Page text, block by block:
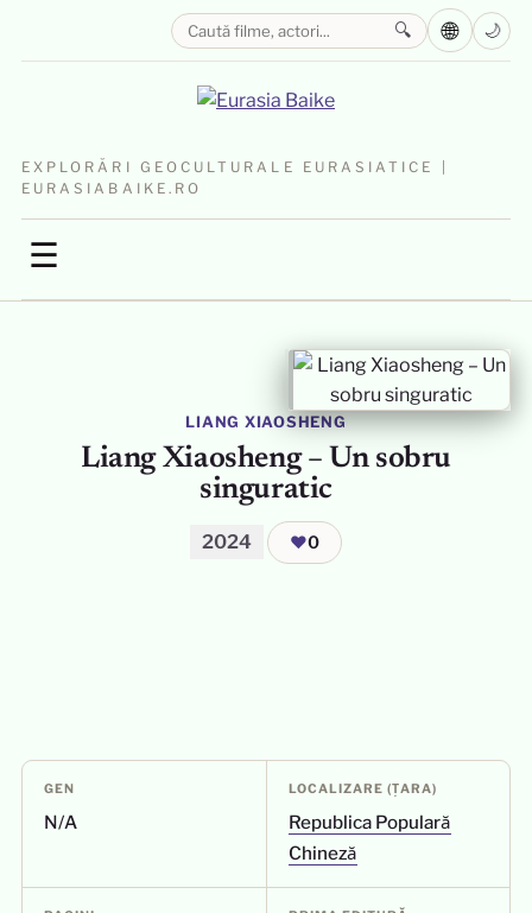
EXPLORĂRI GEOCULTURALE EURASIATICE |
EURASIABAIKE.RO
☰
🔍 🌐 🌙
LIANG XIAOSHENG
Liang Xiaosheng – Un sobru
singuratic
2024 ❤0
GEN
N/A
LOCALIZARE (ȚARA)
Republica Populară
Chineză